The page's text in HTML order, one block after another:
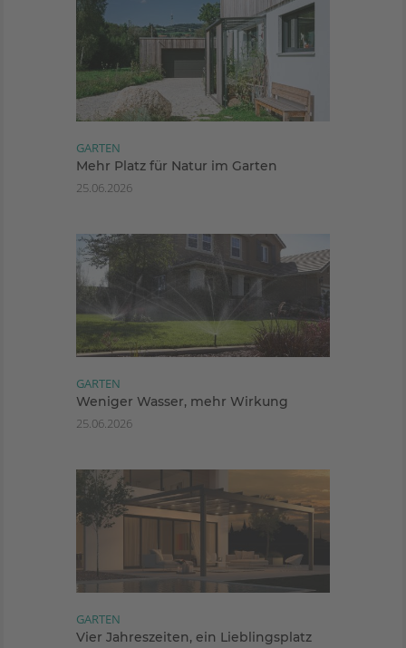
GARTEN
Mehr Platz für Natur im Garten
25.06.2026
GARTEN
Weniger Wasser, mehr Wirkung
25.06.2026
GARTEN
Vier Jahreszeiten, ein Lieblingsplatz